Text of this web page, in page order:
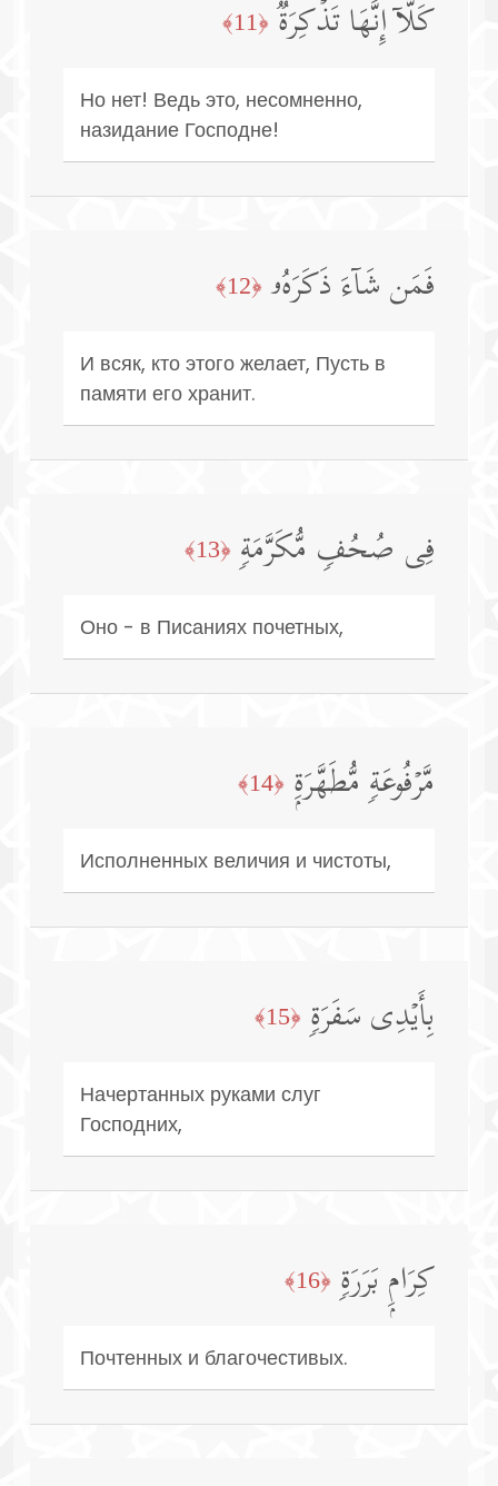
كَلَّاۤ إِنَّهَا تَذۡكِرَةࣱ ﴿11﴾
Но нет! Ведь это, несомненно,
назидание Господне!
فَمَن شَاۤءَ ذَكَرَهُۥ ﴿12﴾
И всяк, кто этого желает, Пусть в
памяти его хранит.
فِی صُحُفࣲ مُّكَرَّمَةࣲ ﴿13﴾
Оно - в Писаниях почетных,
مَّرۡفُوعَةࣲ مُّطَهَّرَةِۭ ﴿14﴾
Исполненных величия и чистоты,
بِأَیۡدِی سَفَرَةࣲ ﴿15﴾
Начертанных руками слуг
Господних,
كِرَامِۭ بَرَرَةࣲ ﴿16﴾
Почтенных и благочестивых.